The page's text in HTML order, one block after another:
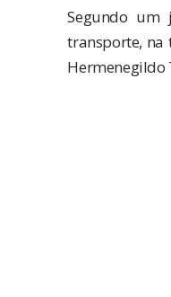
Segundo um
transporte, na
Hermenegildo